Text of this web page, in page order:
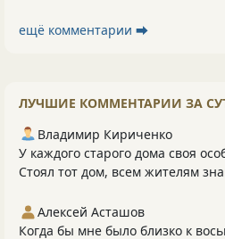
ещё комментарии ⮕
ЛУЧШИЕ КОММЕНТАРИИ ЗА
Владимир Кириченко
У каждого старого дома своя
Стоял тот дом, всем жителям
Алексей Асташов
Когда бы мне было близко к